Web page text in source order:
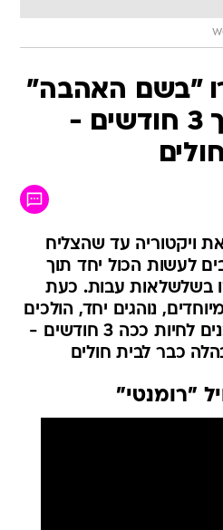
"בשם האהבה"
באזיקים למשך 3 חודשים -
ויקטוריה עד שהצליח
לעשות הכול יחד תוך
בשלשלאות עבות. כעת
נוהגים יחד, הולכים
ביחד לשירותים ומתככנים לחיות ככה 3 חודשים -
כבר לבית חולים
"רומנטי"